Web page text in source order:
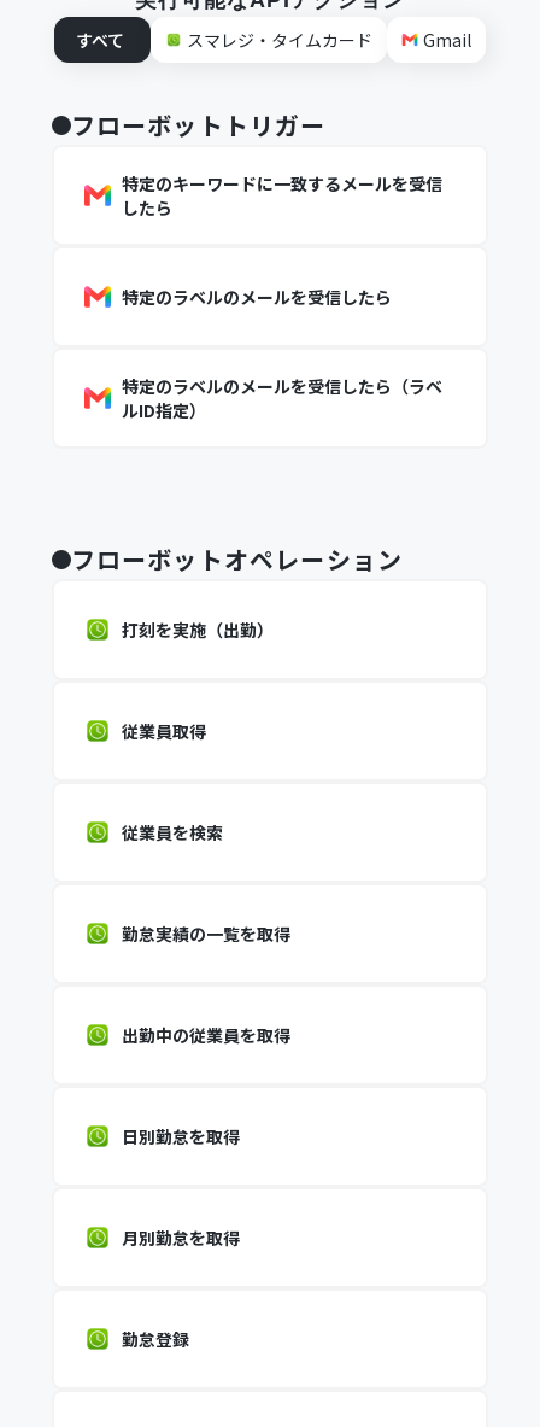
すべて
スマレジ・タイムカード Gmail
フローボットトリガー
特定のキーワードに一致するメールを受信
したら
特定のラベルのメールを受信したら
特定のラベルのメールを受信したら（ラベ
ルID指定）
フローボットオペレーション
打刻を実施（出勤）
従業員取得
従業員を検索
勤怠実績の一覧を取得
出勤中の従業員を取得
日別勤怠を取得
月別勤怠を取得
勤怠登録